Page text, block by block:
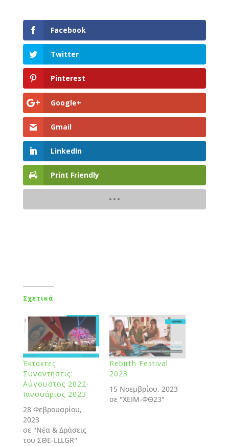
Facebook
Twitter
Pinterest
Google+
Gmail
LinkedIn
Print Friendly
Σχετικά
Έκτακτες
Συναντήσεις:
Αύγουστος 2022-
Ιανουάριος 2023
28 Φεβρουαρίου,
2023
σε "Νέα & Δράσεις
του ΣΘΕ-LLLGR"
Rebirth Festival
2023
15 Νοεμβρίου, 2023
σε "ΧΕΙΜ-ΦΘ23"